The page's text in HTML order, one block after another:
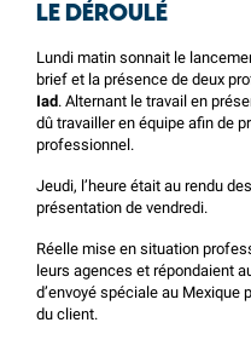
LE DÉROULÉ
Lundi matin sonnait le
brief et la présence de deux
Iad. Alternant le travail en
dû travailler en équipe afin de
professionnel.
Jeudi, l’heure était au rendu
présentation de vendredi.
Réelle mise en situation
leurs agences et répondaient
d’envoyé spéciale au Mexique
du client.